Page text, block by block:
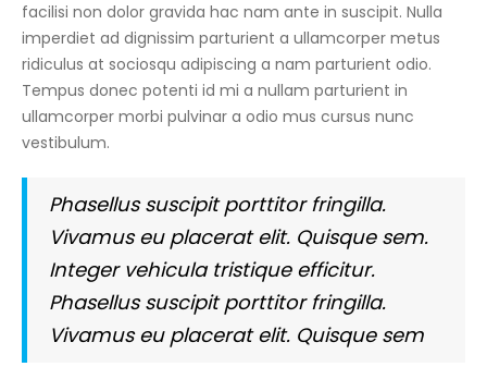
facilisi non dolor gravida hac nam ante in suscipit. Nulla
imperdiet ad dignissim parturient a ullamcorper metus
ridiculus at sociosqu adipiscing a nam parturient odio.
Tempus donec potenti id mi a nullam parturient in
ullamcorper morbi pulvinar a odio mus cursus nunc
vestibulum.
Phasellus suscipit porttitor fringilla.
Vivamus eu placerat elit. Quisque sem.
Integer vehicula tristique efficitur.
Phasellus suscipit porttitor fringilla.
Vivamus eu placerat elit. Quisque sem